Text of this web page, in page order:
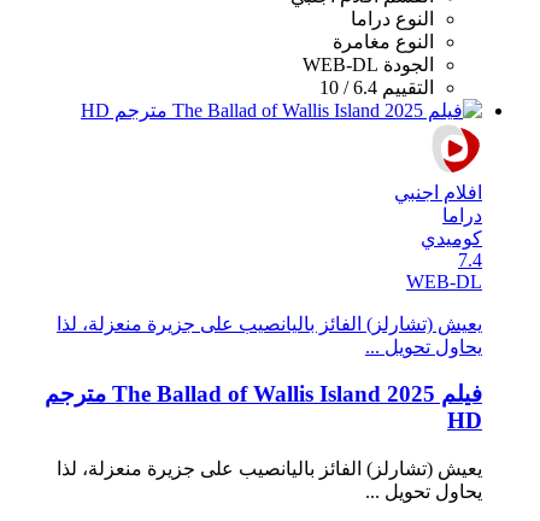
النوع دراما
النوع مغامرة
الجودة WEB-DL
التقييم 6.4 / 10
افلام اجنبي
دراما
كوميدي
7.4
WEB-DL
يعيش (تشارلز) الفائز باليانصيب على جزيرة منعزلة، لذا
يحاول تحويل ...
فيلم The Ballad of Wallis Island 2025 مترجم
HD
يعيش (تشارلز) الفائز باليانصيب على جزيرة منعزلة، لذا
يحاول تحويل ...